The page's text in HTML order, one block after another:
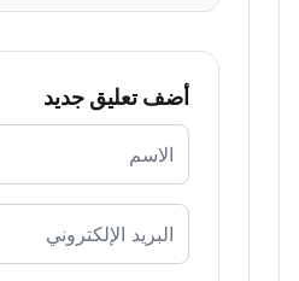
أضف تعليق جديد